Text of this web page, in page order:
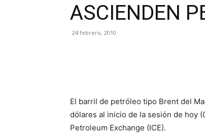
ASCIENDEN
24 febrero, 2010
El barril de petróleo tipo Brent del
dólares al inicio de la sesión de hoy
Petroleum Exchange (ICE).